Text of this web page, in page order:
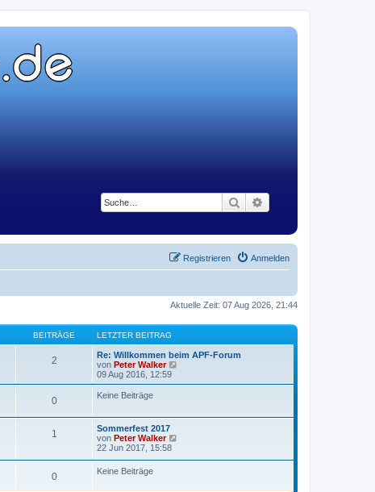
Suche
Anmelden
Registrieren
Aktuelle Zeit: 07 Aug 2026, 21:44
BEITRÄGE LETZTER BEITRAG
2
Re: Willkommen beim APF-Forum
von Peter Walker
u
e
i
09 Aug 2016, 12:59
0 Keine Beiträge
1
Sommerfest 2017
von Peter Walker
22 Jun 2017, 15:58
0 Keine Beiträge